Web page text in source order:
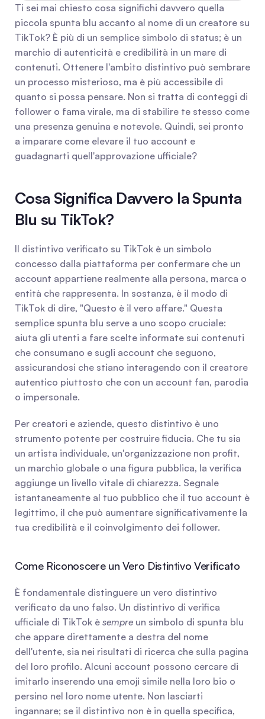
Ti sei mai chiesto cosa significhi davvero quella
piccola spunta blu accanto al nome di un creatore su
TikTok? È più di un semplice simbolo di status; è un
marchio di autenticità e credibilità in un mare di
contenuti. Ottenere l'ambito distintivo può sembrare
un processo misterioso, ma è più accessibile di
quanto si possa pensare. Non si tratta di conteggi di
follower o fama virale, ma di stabilire te stesso come
una presenza genuina e notevole. Quindi, sei pronto
a imparare come elevare il tuo account e
guadagnarti quell'approvazione ufficiale?
Cosa Significa Davvero la Spunta
Blu su TikTok?
Il distintivo verificato su TikTok è un simbolo
concesso dalla piattaforma per confermare che un
account appartiene realmente alla persona, marca o
entità che rappresenta. In sostanza, è il modo di
TikTok di dire, "Questo è il vero affare." Questa
semplice spunta blu serve a uno scopo cruciale:
aiuta gli utenti a fare scelte informate sui contenuti
che consumano e sugli account che seguono,
assicurandosi che stiano interagendo con il creatore
autentico piuttosto che con un account fan, parodia
o impersonale.
Per creatori e aziende, questo distintivo è uno
strumento potente per costruire fiducia. Che tu sia
un artista individuale, un'organizzazione non profit,
un marchio globale o una figura pubblica, la verifica
aggiunge un livello vitale di chiarezza. Segnale
istantaneamente al tuo pubblico che il tuo account è
legittimo, il che può aumentare significativamente la
tua credibilità e il coinvolgimento dei follower.
Come Riconoscere un Vero Distintivo Verificato
È fondamentale distinguere un vero distintivo
verificato da uno falso. Un distintivo di verifica
ufficiale di TikTok è sempre un simbolo di spunta blu
che appare direttamente a destra del nome
dell'utente, sia nei risultati di ricerca che sulla pagina
del loro profilo. Alcuni account possono cercare di
imitarlo inserendo una emoji simile nella loro bio o
persino nel loro nome utente. Non lasciarti
ingannare; se il distintivo non è in quella specifica,